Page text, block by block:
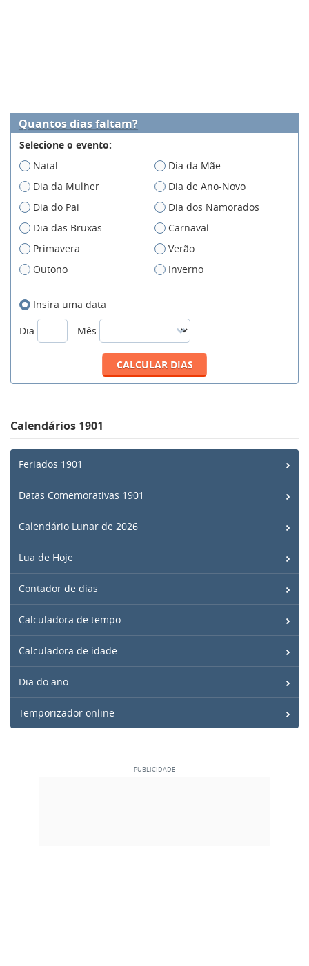
Quantos dias faltam?
Selecione o evento:
Natal
Dia da Mãe
Dia da Mulher
Dia de Ano-Novo
Dia do Pai
Dia dos Namorados
Dia das Bruxas
Carnaval
Primavera
Verão
Outono
Inverno
Insira uma data
Dia
Mês
Calendários 1901
Feriados 1901
Datas Comemorativas 1901
Calendário Lunar de 2026
Lua de Hoje
Contador de dias
Calculadora de tempo
Calculadora de idade
Dia do ano
Temporizador online